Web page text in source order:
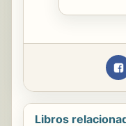
Libros